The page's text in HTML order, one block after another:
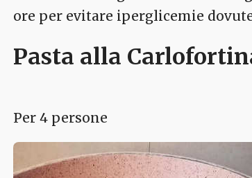
ore per evitare iperglicemie
Pasta alla
Per 4 persone